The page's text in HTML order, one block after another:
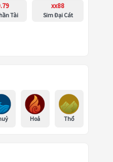
Tài
xx88
Sim Đại Cát
Hoả Thổ